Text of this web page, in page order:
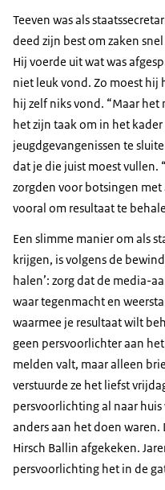
Teeven was als
deed zijn best om zaken
Hij voerde uit wat was
niet leuk vond. Zo moest
hij zelf niks vond. “Maar
het zijn taak om in het
jeugdgevangenissen te
dat je die juist moest vullen.
zorgden voor botsingen
vooral om resultaat te
Een slimme manier om als
krijgen, is volgens de
halen’: zorg dat de media-
waar tegenmacht en
waarmee je resultaat wilt
geen persvoorlichter aan
melden valt, maar alleen
verstuurde ze het liefst
persvoorlichting al naar
anders aan het doen waren.
Hirsch Ballin afgekeken.
persvoorlichting het in de